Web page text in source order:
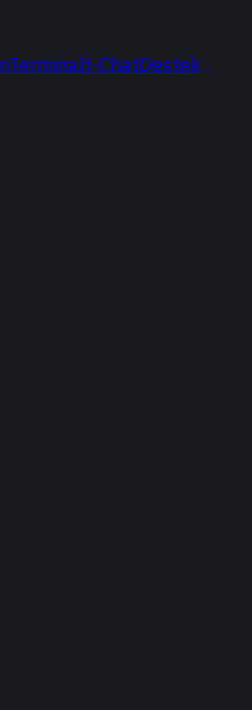
Terminalt-ChatDestek